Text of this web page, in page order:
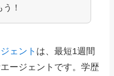
！
ェント は、最短1週間
ージェントです。学歴